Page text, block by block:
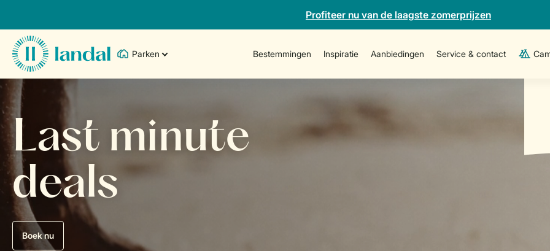
Profiteer nu van de laagste zomerprijzen
Parken Bestemmingen Inspiratie Aanbiedingen Service & contact
Last minute
deals
Boek nu